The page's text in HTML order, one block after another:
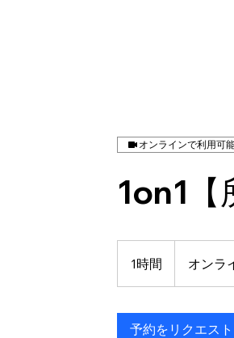
オンラインで利用可
1on1【
1時間
時
オンラ
予約をリクエスト